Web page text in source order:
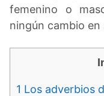
femenino o
ningún cambio
1 Los adverbios